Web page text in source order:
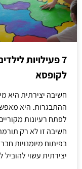
7 פעילויות
לקופסא
חשיבה יצירתית היא
ההתבגרות. היא
לפתח רעיונות
חשיבה זו לא רק
בפיתוח מיומנויות
יצירתית עשוי